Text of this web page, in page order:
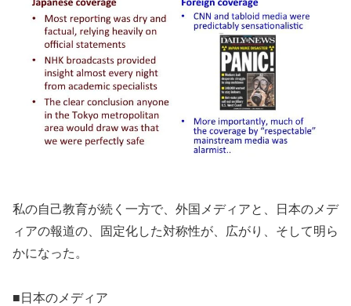
私の自己教育が続く一方で、外国メディアと、日本のメデ
ィアの報道の、固定化した対称性が、広がり、そして明ら
かになった。
■日本のメディア